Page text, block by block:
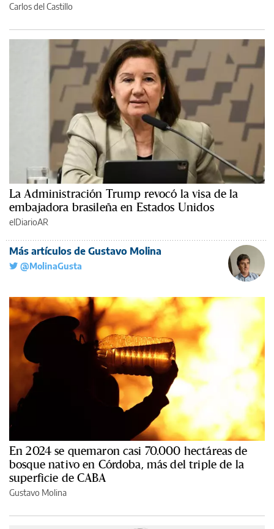
Carlos del Castillo
La Administración Trump revocó la visa de la
embajadora brasileña en Estados Unidos
elDiarioAR
Más artículos de Gustavo Molina
@MolinaGusta
En 2024 se quemaron casi 70.000 hectáreas de
bosque nativo en Córdoba, más del triple de la
superficie de CABA
Gustavo Molina